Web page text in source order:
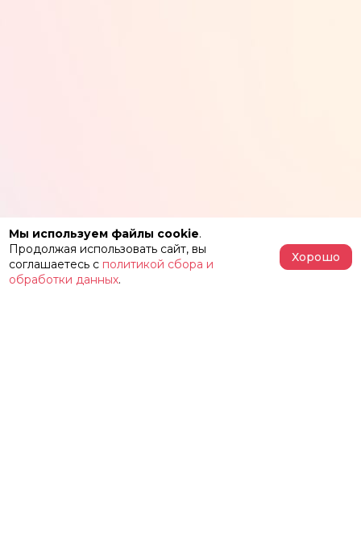
Мы используем файлы cookie.
Продолжая использовать сайт, вы
соглашаетесь с политикой сбора и
обработки данных.
Хорошо